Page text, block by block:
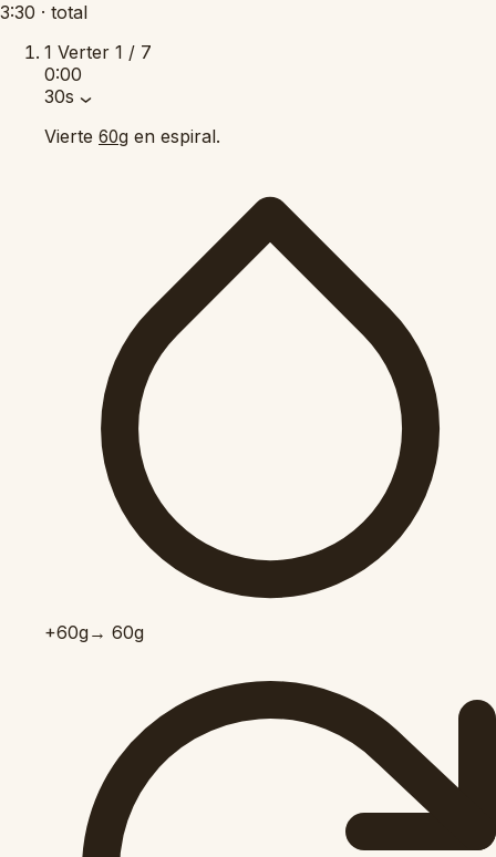
3:30 · total
1 Verter 1 / 7
0:00
30s
Vierte 60g en espiral.
+60g→ 60g